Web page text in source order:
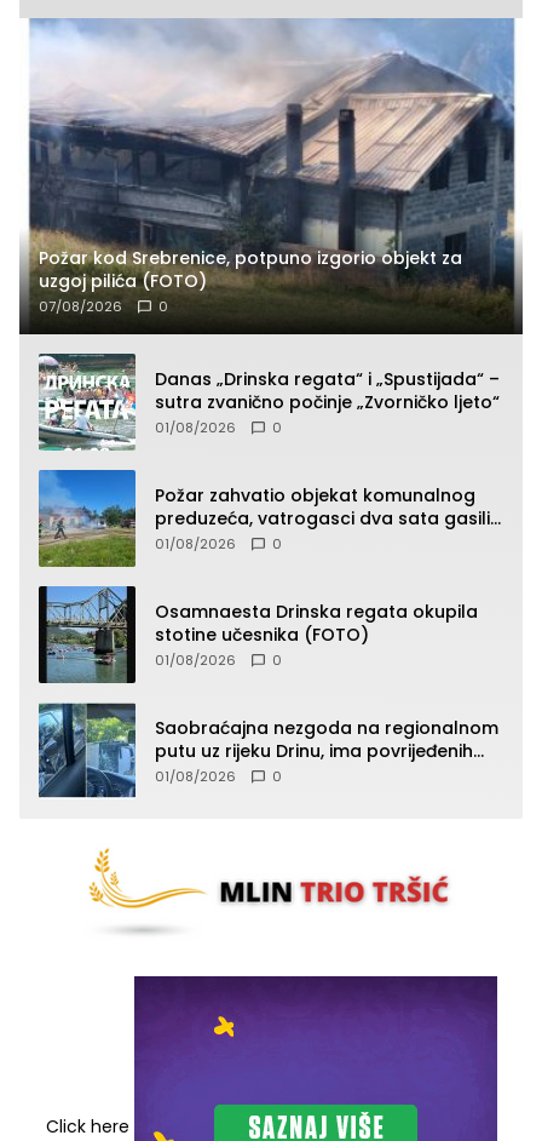
Požar kod Srebrenice, potpuno izgorio objekt za
uzgoj pilića (FOTO)
07/08/2026 0
Danas „Drinska regata“ i „Spustijada“ –
sutra zvanično počinje „Zvorničko ljeto“
01/08/2026 0
Požar zahvatio objekat komunalnog
preduzeća, vatrogasci dva sata gasili
vatru (FOTO)
01/08/2026 0
Osamnaesta Drinska regata okupila
stotine učesnika (FOTO)
01/08/2026 0
Saobraćajna nezgoda na regionalnom
putu uz rijeku Drinu, ima povrijeđenih
lica (FOTO)
01/08/2026 0
Click here